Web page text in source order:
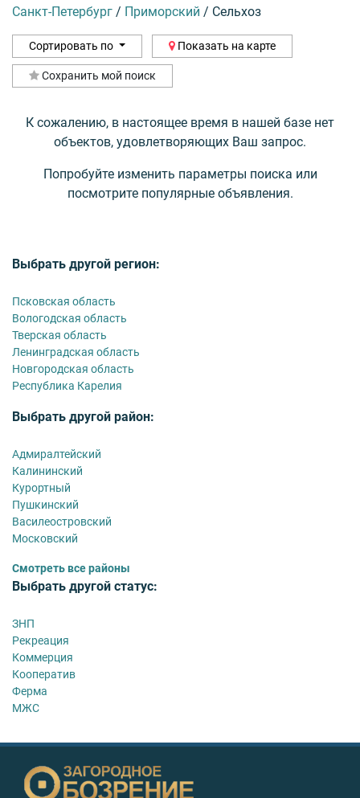
Санкт-Петербург / Приморский / Сельхоз
Сортировать по Показать на карте
Сохранить мой поиск
К сожалению, в настоящее время в нашей базе нет
объектов, удовлетворяющих Ваш запрос.
Попробуйте изменить параметры поиска или
посмотрите популярные объявления.
Выбрать другой регион:
Псковская область
Вологодская область
Тверская область
Ленинградская область
Новгородская область
Республика Карелия
Выбрать другой район:
Адмиралтейский
Калининский
Курортный
Пушкинский
Василеостровский
Московский
Смотреть все районы
Выбрать другой статус:
ЗНП
Рекреация
Коммерция
Кооператив
Ферма
МЖС